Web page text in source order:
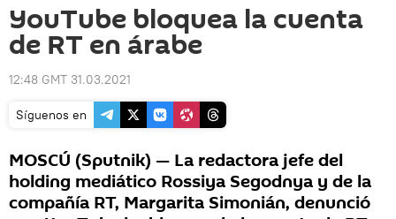
YouTube bloquea la cuenta
de RT en árabe
12:48 GMT 31.03.2021
Síguenos en
MOSCÚ (Sputnik) — La redactora jefe del
holding mediático Rossiya Segodnya y de la
compañía RT, Margarita Simonián, denunció